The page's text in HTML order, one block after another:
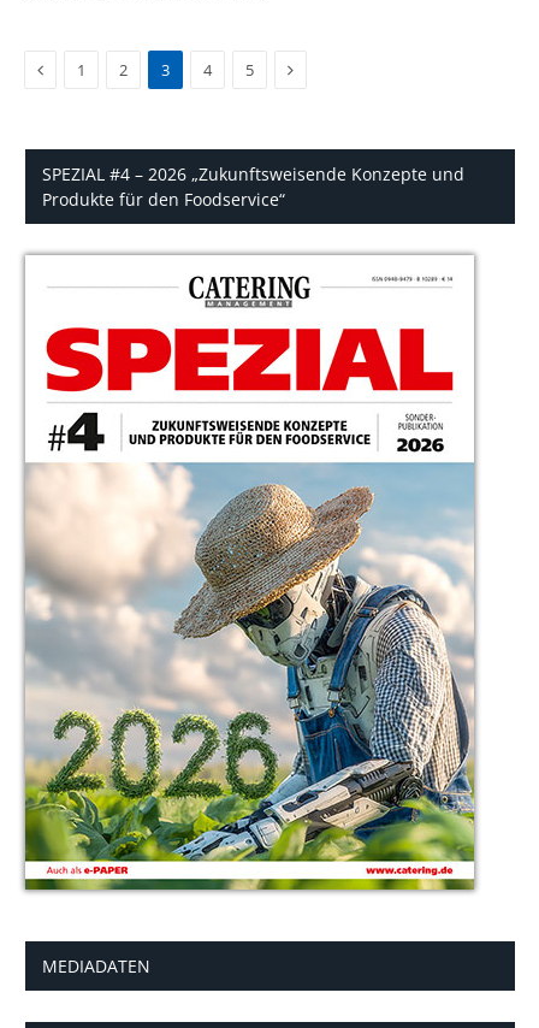
Previous
1 2 3 4 5 Next
SPEZIAL #4 – 2026 „Zukunftsweisende Konzepte und
Produkte für den Foodservice“
MEDIADATEN